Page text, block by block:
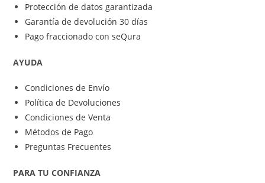
Protección de datos garantizada
Garantía de devolución 30 días
Pago fraccionado con seQura
AYUDA
Condiciones de Envío
Política de Devoluciones
Condiciones de Venta
Métodos de Pago
Preguntas Frecuentes
PARA TU CONFIANZA